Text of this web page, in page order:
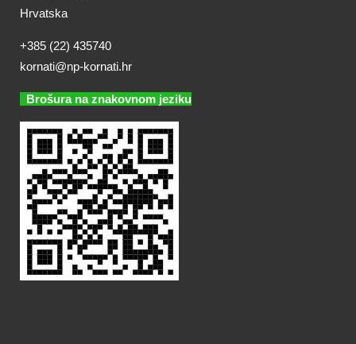
Hrvatska
+385 (22) 435740
kornati@np-kornati.hr
Brošura na znakovnom jeziku